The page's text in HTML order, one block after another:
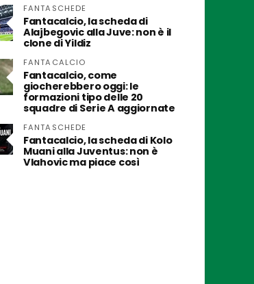
FANTASCHEDE
Fantacalcio, la scheda di
Alajbegovic alla Juve: non è il
clone di Yildiz
FANTACALCIO
Fantacalcio, come
giocherebbero oggi: le
formazioni tipo delle 20
squadre di Serie A aggiornate
FANTASCHEDE
Fantacalcio, la scheda di Kolo
Muani alla Juventus: non è
Vlahovic ma piace così